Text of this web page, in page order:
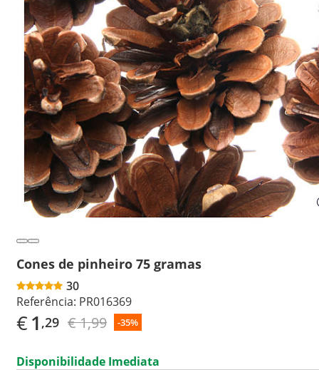
Cones de pinheiro 75 gramas
30
Referência: PR016369
€1 ,29 € 1,99 -35%
Disponibilidade Imediata